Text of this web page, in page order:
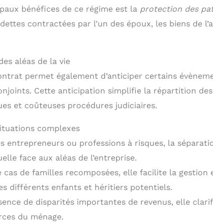
bénéfices de ce régime est la protection des
contractées par l’un des époux, les biens de
aléas de la vie
permet également d’anticiper certains
Cette anticipation simplifie la répartition
et coûteuses procédures judiciaires.
complexes
entrepreneurs ou professions à risques, la
face aux aléas de l’entreprise.
cas de familles recomposées, elle facilite la
différents enfants et héritiers potentiels.
de disparités importantes de revenus, elle
du ménage.